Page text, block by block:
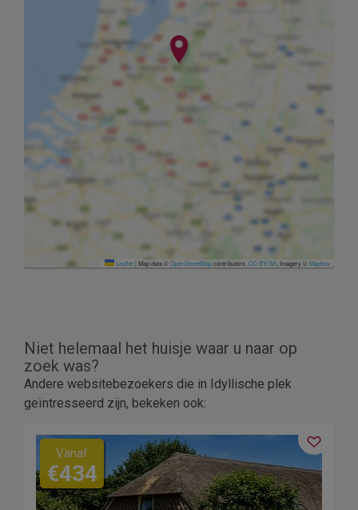
Leaflet|Map data ©OpenStreetMapcontributors,CC-BY-SA, Imagery ©Mapbox
Niet helemaal het huisje waar u naar op
zoek was?
Andere websitebezoekers die in Idyllische plek
geïntresseerd zijn, bekeken ook:
Vanaf
€434